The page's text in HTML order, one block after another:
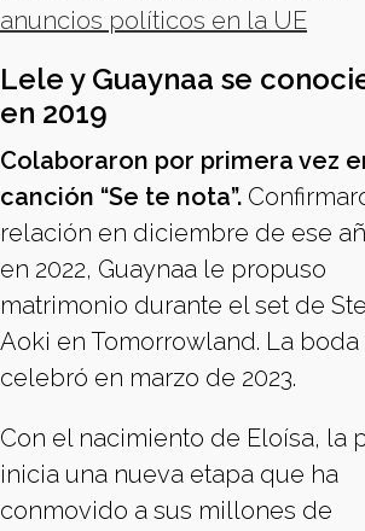
anuncios políticos en la UE
Lele y Guaynaa se
en 2019
Colaboraron por primera vez
canción “Se te nota”.
relación en diciembre de ese
en 2022, Guaynaa le propuso
matrimonio durante el set de
Aoki en Tomorrowland. La boda
celebró en marzo de 2023.
Con el nacimiento de Eloísa, la
inicia una nueva etapa que ha
conmovido a sus millones de